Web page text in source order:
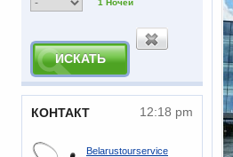
1 Ночей
КОНТАКТ 12:18 pm
Belarustourservice